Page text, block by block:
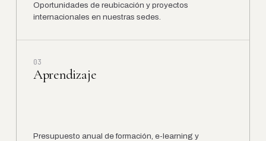
Oportunidades de reubicación y proyectos
internacionales en nuestras sedes.
03
Aprendizaje
Presupuesto anual de formación, e-learning y